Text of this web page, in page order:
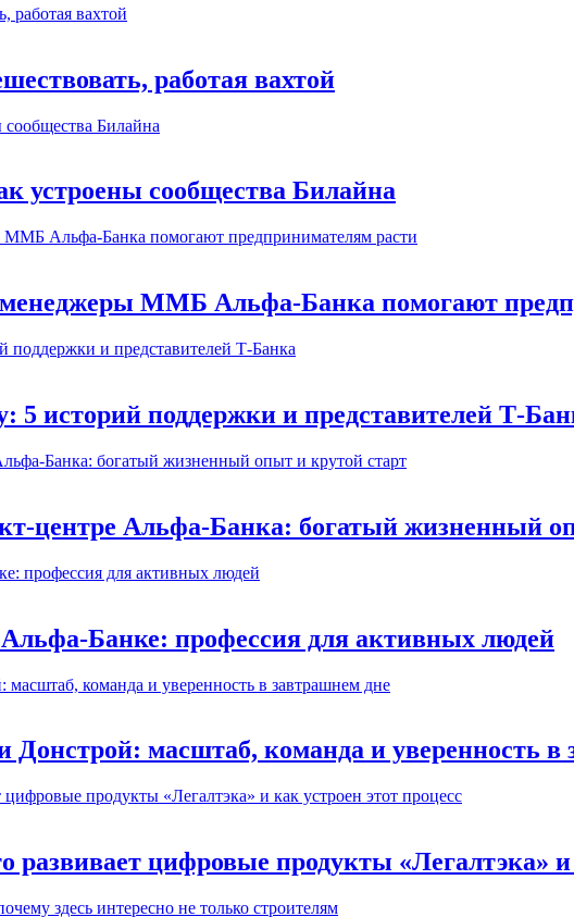
работая вахтой
устроены сообщества Билайна
ММБ Альфа-Банка помогают
5 историй поддержки и представителей Т-
центре Альфа-Банка: богатый жизненный
Банке: профессия для активных людей
Донстрой: масштаб, команда и уверенность в
цифровые продукты «Легалтэка» и